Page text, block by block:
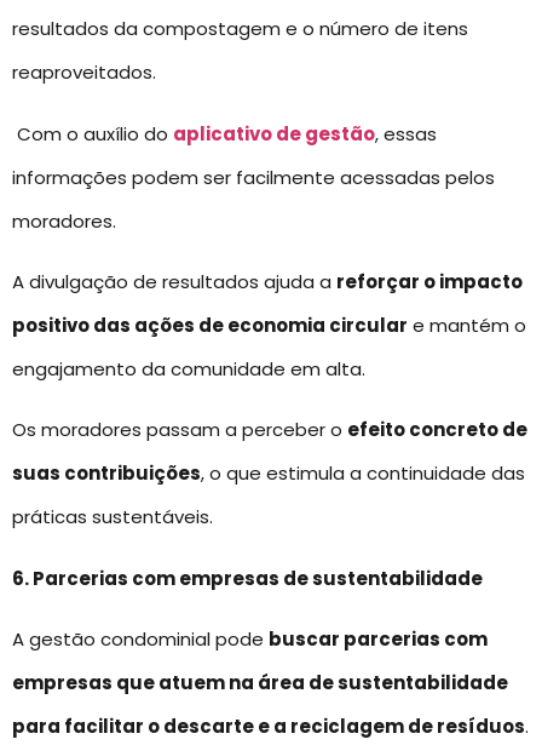
resultados da compostagem e o número de itens
reaproveitados.
Com o auxílio do aplicativo de gestão, essas
informações podem ser facilmente acessadas pelos
moradores.
A divulgação de resultados ajuda a reforçar o impacto
positivo das ações de economia circular e mantém o
engajamento da comunidade em alta.
Os moradores passam a perceber o efeito concreto de
suas contribuições, o que estimula a continuidade das
práticas sustentáveis.
6. Parcerias com empresas de sustentabilidade
A gestão condominial pode buscar parcerias com
empresas que atuem na área de sustentabilidade
para facilitar o descarte e a reciclagem de resíduos.